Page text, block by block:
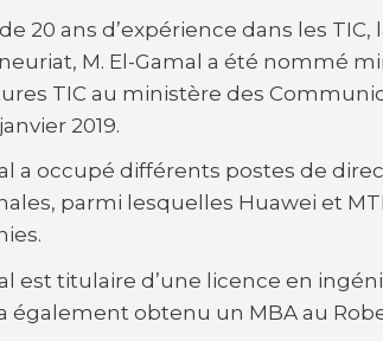
20 ans d’expérience dans les
M. El-Gamal a été nommé
TIC au ministère des
2019.
a occupé différents postes de
parmi lesquelles Huawei et
est titulaire d’une licence en
a également obtenu un MBA au